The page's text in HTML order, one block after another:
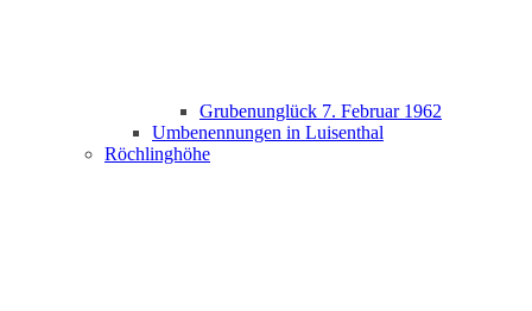
Grubenunglück 7. Februar 1962
Umbenennungen in Luisenthal
Röchlinghöhe